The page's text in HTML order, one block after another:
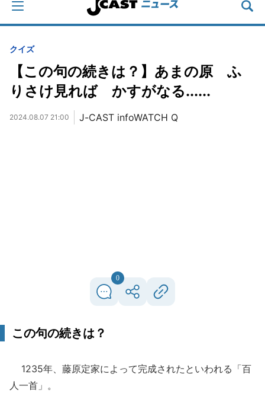
クイズ
【この句の続きは？】あまの原 ふ
りさけ見れば かすがなる......
2024.08.07 21:00 J-CAST infoWATCH Q
0
この句の続きは？
1235年、藤原定家によって完成されたといわれる「百
人一首」。